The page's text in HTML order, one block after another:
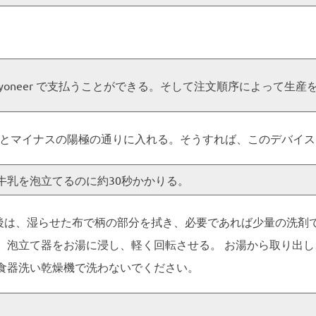
で支払うことができる。そして注文順序によって生産
マイナスの陽極の通りに入れる。そうすれば、このデバイス
を泡立てるのに約30秒かかりる。
、湿らせた布で柄の部分を拭き、必要であれば少量の洗
泡立て器をお湯に浸し、軽く回転させる。 お湯から取り出
洗い乾燥機で洗わないでください。